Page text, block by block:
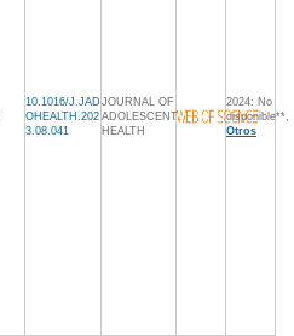
10.1016/J.JAD
OHEALTH.202
3.08.041
JOURNAL OF
ADOLESCENT
HEALTH
2024: No
disponible**,
Otros